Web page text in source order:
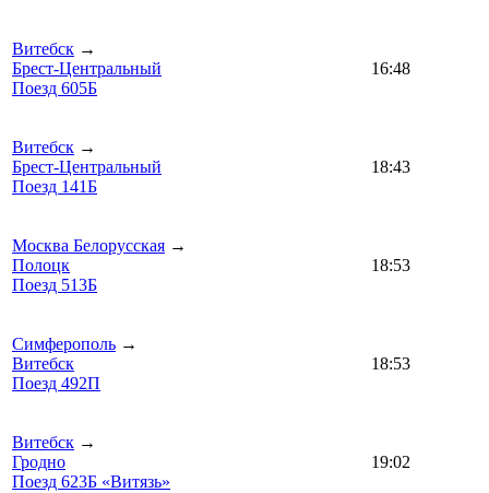
Витебск →
Брест-Центральный
Поезд 605Б
16:48
Витебск →
Брест-Центральный
Поезд 141Б
18:43
Москва Белорусская →
Полоцк
Поезд 513Б
18:53
Симферополь →
Витебск
Поезд 492П
18:53
Витебск →
Гродно
Поезд 623Б «Витязь»
19:02